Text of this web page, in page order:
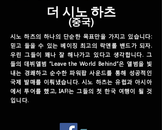
시노 하츠의 하나의 단순한 목표만을 가지고 있습니다:
믿고 들을 수 있는 베이징 최고의 락앤롤 밴드가 되자.
우린 그들이 꽤나 잘 해나가고 있다고 생각합니다. 그
들의 데뷔앨범 “Leave the World Behind”은 앨범을 빛
내는 경쾌하고 순수한 파워팝 사운드를 통해 성공적인
국제 발매를 이뤄냈습니다. 시노 하츠는 유럽과 아시아
에서 투어를 했고, IAF!는 그들의 첫 한국 여행이 될 것
입니다.
​더 시노 하츠
(중국)